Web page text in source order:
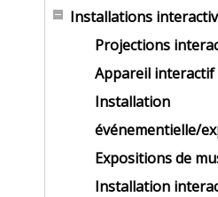
Installations
Projections
Appareil interactif
Installation
événementielle/
Expositions de
Installation